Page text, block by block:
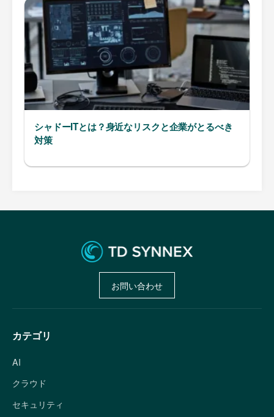
シャドーITとは？身近なリスクと企業がとるべき
対策
お問い合わせ
カテゴリ
AI
クラウド
セキュリティ